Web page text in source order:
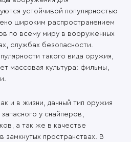
устойчивой популярностью
широким распространением
по всему миру в вооруженных
службах безопасности.
такого вида оружия,
массовая культура: фильмы,
и в жизни, данный тип оружия
у снайперов,
а так же в качестве
замкнутых пространствах. В